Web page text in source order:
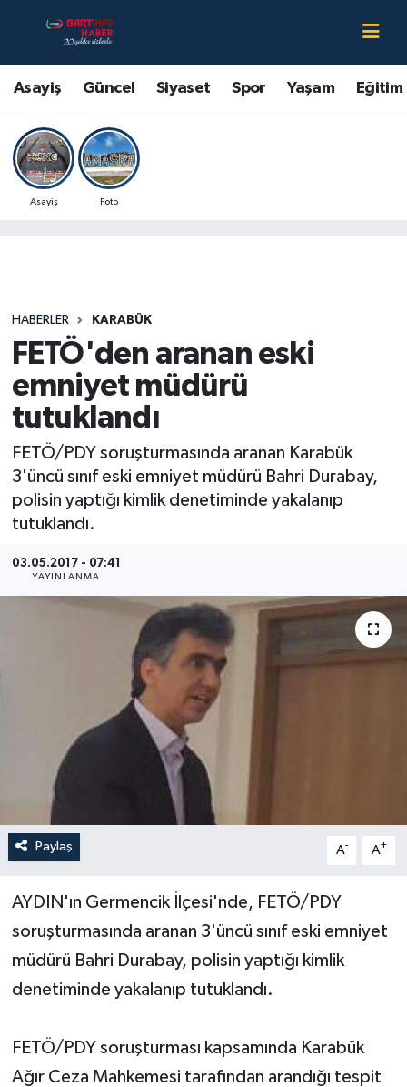
Asayiş Güncel Siyaset Spor Yaşam Eğitim
Asayiş Foto
HABERLER KARABÜK
FETÖ'den aranan eski
emniyet müdürü
tutuklandı
FETÖ/PDY soruşturmasında aranan Karabük
3'üncü sınıf eski emniyet müdürü Bahri Durabay,
polisin yaptığı kimlik denetiminde yakalanıp
tutuklandı.
03.05.2017 - 07:41
YAYINLANMA
Paylaş A- A+
AYDIN'ın Germencik İlçesi'nde, FETÖ/PDY
soruşturmasında aranan 3'üncü sınıf eski emniyet
müdürü Bahri Durabay, polisin yaptığı kimlik
denetiminde yakalanıp tutuklandı.
FETÖ/PDY soruşturması kapsamında Karabük
Ağır Ceza Mahkemesi tarafından arandığı tespit
Asayiş
Bartın Hakkında
Çevre
Eğitim
Kültür-Sanat
Magazin
Medya
Sağlık
Sinema
Sivil Toplum
Turizm
Yaşam
Yerel Yönetimler
DÜNYA
YEREL
Bartın Nöbetçi Eczaneler
Bartın Hava Durumu
Bartin Namaz Vakitleri
Bartın Trafik Yoğunluk Haritası
Son Dakika Haberleri
Haber Arşivi